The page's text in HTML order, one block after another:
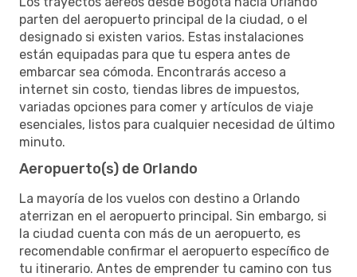
parten del aeropuerto principal de la ciudad, o el
designado si existen varios. Estas instalaciones
están equipadas para que tu espera antes de
embarcar sea cómoda. Encontrarás acceso a
internet sin costo, tiendas libres de impuestos,
variadas opciones para comer y artículos de viaje
esenciales, listos para cualquier necesidad de último
minuto.
Aeropuerto(s) de Orlando
La mayoría de los vuelos con destino a Orlando
aterrizan en el aeropuerto principal. Sin embargo, si
la ciudad cuenta con más de un aeropuerto, es
recomendable confirmar el aeropuerto específico de
tu itinerario. Antes de emprender tu camino con tus